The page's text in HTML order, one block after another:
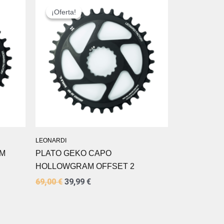
¡Oferta!
LEONARDI
¡Oferta!
PLATO GEKO CAPO
HOLLOWGRAM OFFSET 2
69,00€
PRECIO
ORIGINAL
ERA:
69,00 €.
39,99 €
PRECIO
ACTUAL
ES:
39,99 €.